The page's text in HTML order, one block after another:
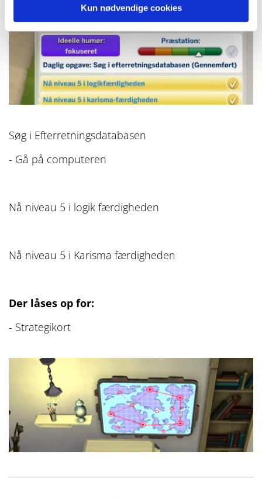
Kun nødvendige cookies
Søg i Efterretningsdatabasen
- Gå på computeren
Nå niveau 5 i logik færdigheden
Nå niveau 5 i Karisma færdigheden
Der låses op for:
- Strategikort